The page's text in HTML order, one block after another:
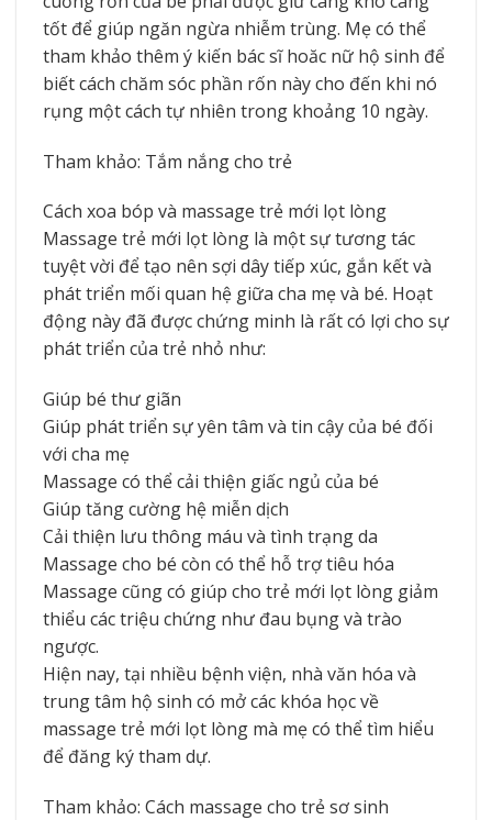
tốt để giúp ngăn ngừa nhiễm trùng. Mẹ có thể
tham khảo thêm ý kiến bác sĩ hoăc nữ hộ sinh để
biết cách chăm sóc phần rốn này cho đến khi nó
rụng một cách tự nhiên trong khoảng 10 ngày.
Tham khảo: Tắm nắng cho trẻ
Cách xoa bóp và massage trẻ mới lọt lòng
Massage trẻ mới lọt lòng là một sự tương tác
tuyệt vời để tạo nên sợi dây tiếp xúc, gắn kết và
phát triển mối quan hệ giữa cha mẹ và bé. Hoạt
động này đã được chứng minh là rất có lợi cho sự
phát triển của trẻ nhỏ như:
Giúp bé thư giãn
Giúp phát triển sự yên tâm và tin cậy của bé đối
với cha mẹ
Massage có thể cải thiện giấc ngủ của bé
Giúp tăng cường hệ miễn dịch
Cải thiện lưu thông máu và tình trạng da
Massage cho bé còn có thể hỗ trợ tiêu hóa
Massage cũng có giúp cho trẻ mới lọt lòng giảm
thiểu các triệu chứng như đau bụng và trào
ngược.
Hiện nay, tại nhiều bệnh viện, nhà văn hóa và
trung tâm hộ sinh có mở các khóa học về
massage trẻ mới lọt lòng mà mẹ có thể tìm hiểu
để đăng ký tham dự.
Tham khảo: Cách massage cho trẻ sơ sinh